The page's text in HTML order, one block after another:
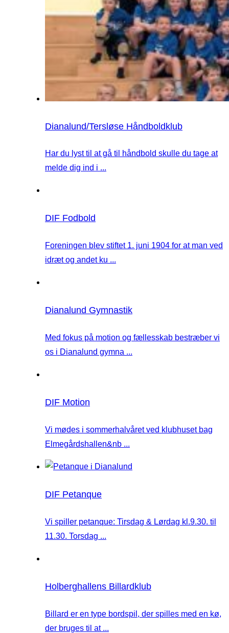
Dianalund/Tersløse Håndboldklub
Har du lyst til at gå til håndbold skulle du tage at
melde dig ind i ...
DIF Fodbold
Foreningen blev stiftet 1. juni 1904 for at man ved
idræt og andet ku ...
Dianalund Gymnastik
Med fokus på motion og fællesskab bestræber vi
os i Dianalund gymna ...
DIF Motion
Vi mødes i sommerhalvåret ved klubhuset bag
Elmegårdshallen&nb ...
DIF Petanque
Vi spiller petanque: Tirsdag & Lørdag kl.9.30. til
11.30. Torsdag ...
Holberghallens Billardklub
Billard er en type bordspil, der spilles med en kø,
der bruges til at ...